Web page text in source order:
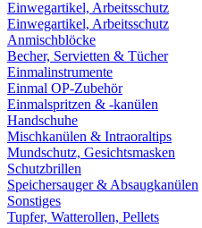
Einwegartikel, Arbeitsschutz
Einwegartikel, Arbeitsschutz
Anmischblöcke
Becher, Servietten & Tücher
Einmalinstrumente
Einmal OP-Zubehör
Einmalspritzen & -kanülen
Handschuhe
Mischkanülen & Intraoraltips
Mundschutz, Gesichtsmasken
Schutzbrillen
Speichersauger & Absaugkanülen
Sonstiges
Tupfer, Watterollen, Pellets